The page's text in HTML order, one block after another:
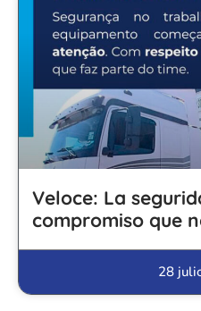
Veloce: La
compromiso que
28